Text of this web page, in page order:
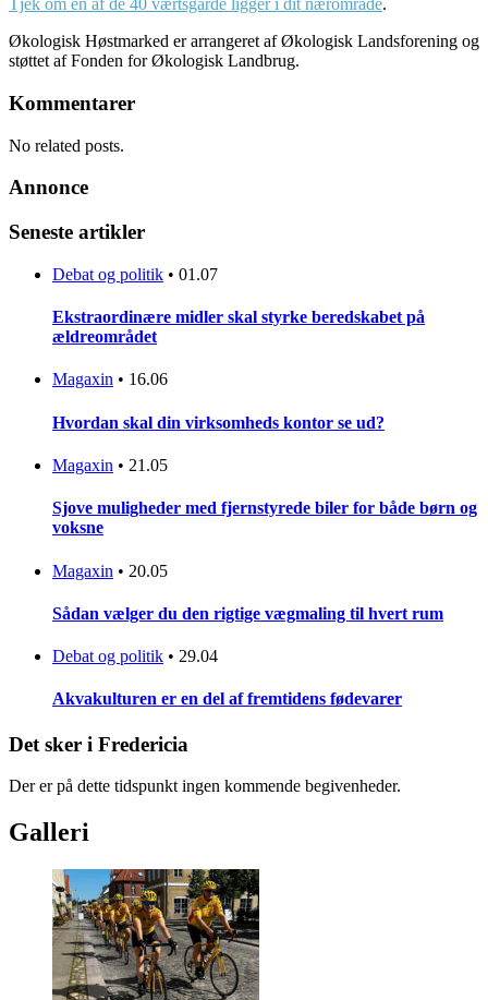
Tjek om en af de 40 værtsgårde ligger i dit nærområde.
Økologisk Høstmarked er arrangeret af Økologisk Landsforening og
støttet af Fonden for Økologisk Landbrug.
Kommentarer
No related posts.
Annonce
Seneste artikler
Debat og politik • 01.07
Ekstraordinære midler skal styrke beredskabet på
ældreområdet
Magaxin • 16.06
Hvordan skal din virksomheds kontor se ud?
Magaxin • 21.05
Sjove muligheder med fjernstyrede biler for både børn og
voksne
Magaxin • 20.05
Sådan vælger du den rigtige vægmaling til hvert rum
Debat og politik • 29.04
Akvakulturen er en del af fremtidens fødevarer
Det sker i Fredericia
Der er på dette tidspunkt ingen kommende begivenheder.
Galleri